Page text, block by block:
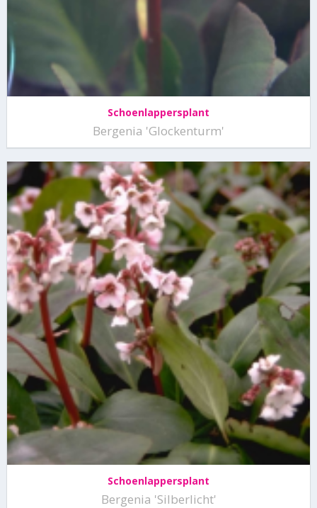
Schoenlappersplant
Bergenia 'Glockenturm'
Schoenlappersplant
Bergenia 'Silberlicht'